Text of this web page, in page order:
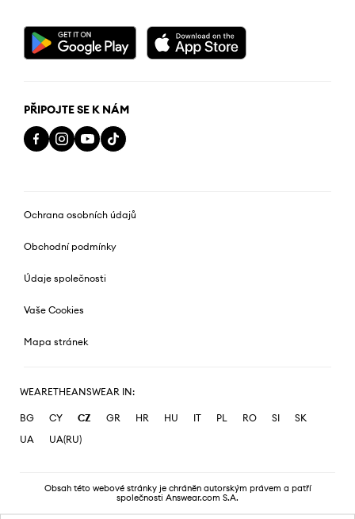
PŘIPOJTE SE K NÁM
Ochrana osobních údajů
Obchodní podmínky
Údaje společnosti
Vaše Cookies
Mapa stránek
WEARETHEANSWEAR IN:
BG CY CZ GR HR HU IT PL RO SI
SK
UA
UA(RU)
Obsah této webové stránky je chráněn autorským právem a patří
společnosti Answear.com S.A.